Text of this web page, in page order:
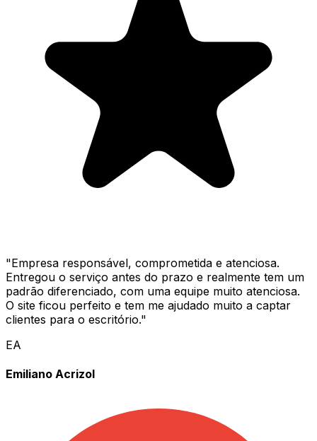
"Empresa responsável, comprometida e atenciosa.
Entregou o serviço antes do prazo e realmente tem um
padrão diferenciado, com uma equipe muito atenciosa.
O site ficou perfeito e tem me ajudado muito a captar
clientes para o escritório."
EA
Emiliano Acrizol